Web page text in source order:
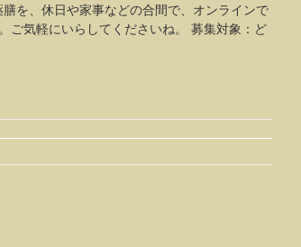
を、休日や家事などの合間で、オンラインで
ご気軽にいらしてくださいね。 募集対象：ど